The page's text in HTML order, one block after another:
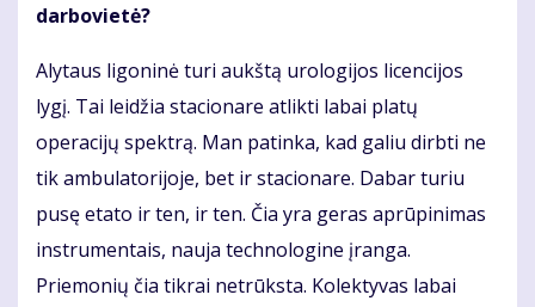
darbovietė?
Alytaus ligoninė turi aukštą urologijos licencijos
lygį. Tai leidžia stacionare atlikti labai platų
operacijų spektrą. Man patinka, kad galiu dirbti ne
tik ambulatorijoje, bet ir stacionare. Dabar turiu
pusę etato ir ten, ir ten. Čia yra geras aprūpinimas
instrumentais, nauja technologine įranga.
Priemonių čia tikrai netrūksta. Kolektyvas labai